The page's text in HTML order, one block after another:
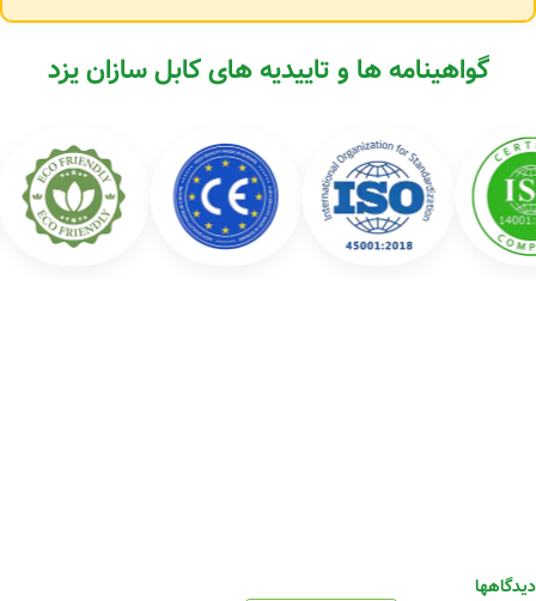
گواهینامه ها و تاییدیه های کابل سازان یزد
دیدگاهها